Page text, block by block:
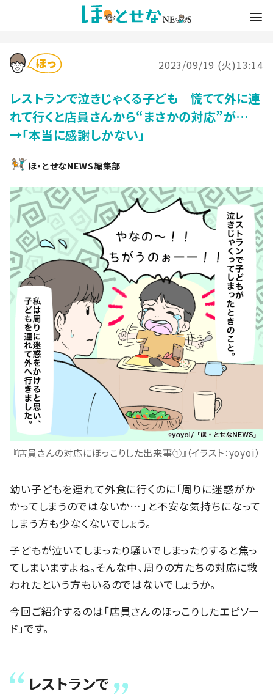
2023/09/19 (火)13:14
レストランで泣きじゃくる子ども 慌てて外に連
れて行くと店員さんから“まさかの対応”が…
→「本当に感謝しかない」
ほ・とせなNEWS編集部
『店員さんの対応にほっこりした出来事①』（イラスト：yoyoi）
幼い子どもを連れて外食に行くのに「周りに迷惑がか
かってしまうのではないか…」と不安な気持ちになって
しまう方も少なくないでしょう。
子どもが泣いてしまったり騒いでしまったりすると焦っ
てしまいますよね。そんな中、周りの方たちの対応に救
われたという方もいるのではないでしょうか。
今回ご紹介するのは「店員さんのほっこりしたエピソー
ド」です。
レストランで